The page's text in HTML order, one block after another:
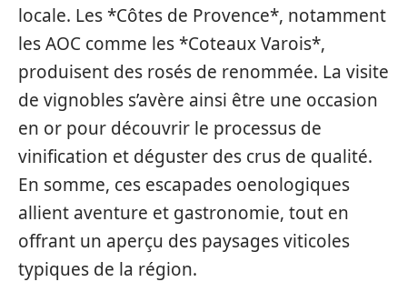
locale. Les *Côtes de Provence*, notamment
les AOC comme les *Coteaux Varois*,
produisent des rosés de renommée. La visite
de vignobles s’avère ainsi être une occasion
en or pour découvrir le processus de
vinification et déguster des crus de qualité.
En somme, ces escapades oenologiques
allient aventure et gastronomie, tout en
offrant un aperçu des paysages viticoles
typiques de la région.